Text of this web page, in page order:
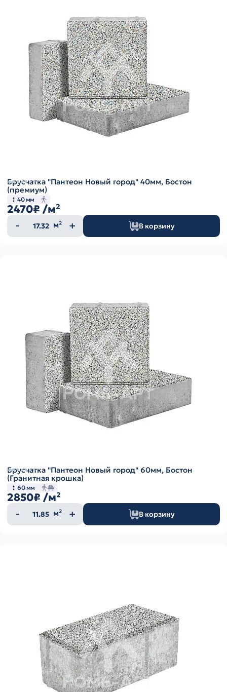
Брусчатка "Пантеон Новый город" 40мм, Бостон
(премиум)
40 мм
2470₽ /м²
Количество
товара
м² В корзину
Брусчатка "Пантеон Новый город" 60мм, Бостон
(Гранитная крошка)
60 мм
2850₽ /м²
Количество
товара
м² В корзину